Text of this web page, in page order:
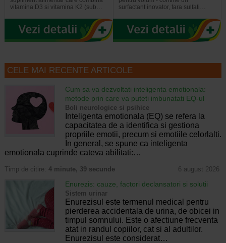
vitamina D3 si vitamina K2 (sub…
surfactant inovator, fara sulfati…
CELE MAI RECENTE ARTICOLE
Cum sa va dezvoltati inteligenta emotionala:
metode prin care va puteti imbunatati EQ-ul
Boli neurologice si psihice
Inteligenta emotionala (EQ) se refera la
capacitatea de a identifica si gestiona
propriile emotii, precum si emotiile celorlalti.
In general, se spune ca inteligenta
emotionala cuprinde cateva abilitati:…
Timp de citire: 4 minute, 39 secunde 6 august 2026
Enurezis: cauze, factori declansatori si solutii
Sistem urinar
Enurezisul este termenul medical pentru
pierderea accidentala de urina, de obicei in
timpul somnului. Este o afectiune frecventa
atat in randul copiilor, cat si al adultilor.
Enurezisul este considerat…